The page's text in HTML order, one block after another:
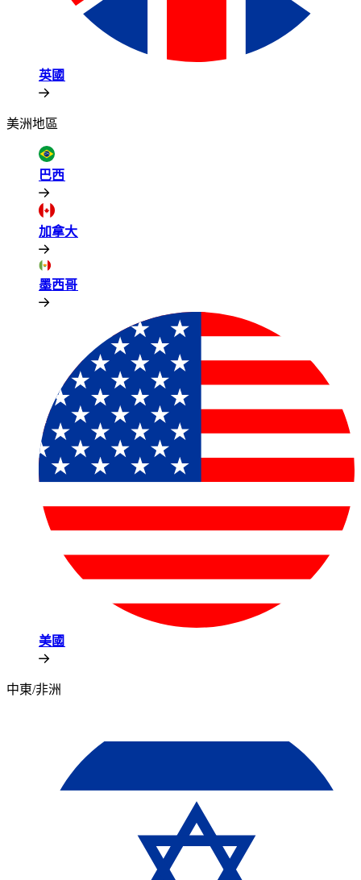
英國​​
美洲地區​​
巴西​​
加拿大​​
墨西哥​​
美國​​
中東/非洲​​